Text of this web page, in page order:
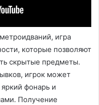
игра
которые позволяют
скрытые предметы.
игрок может
фонарь и
Получение